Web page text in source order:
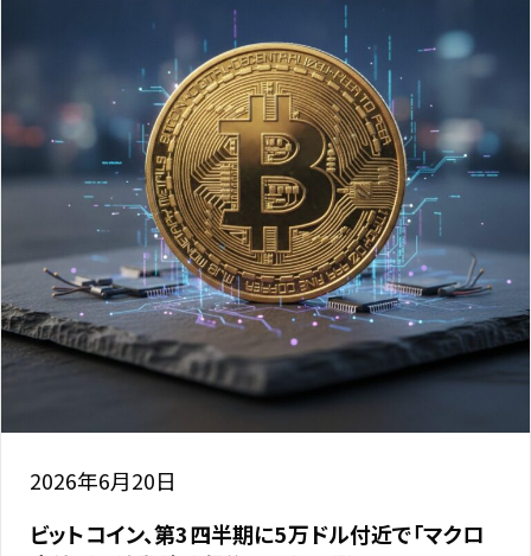
2026年6月20日
ビットコイン、第3四半期に5万ドル付近で「マクロ